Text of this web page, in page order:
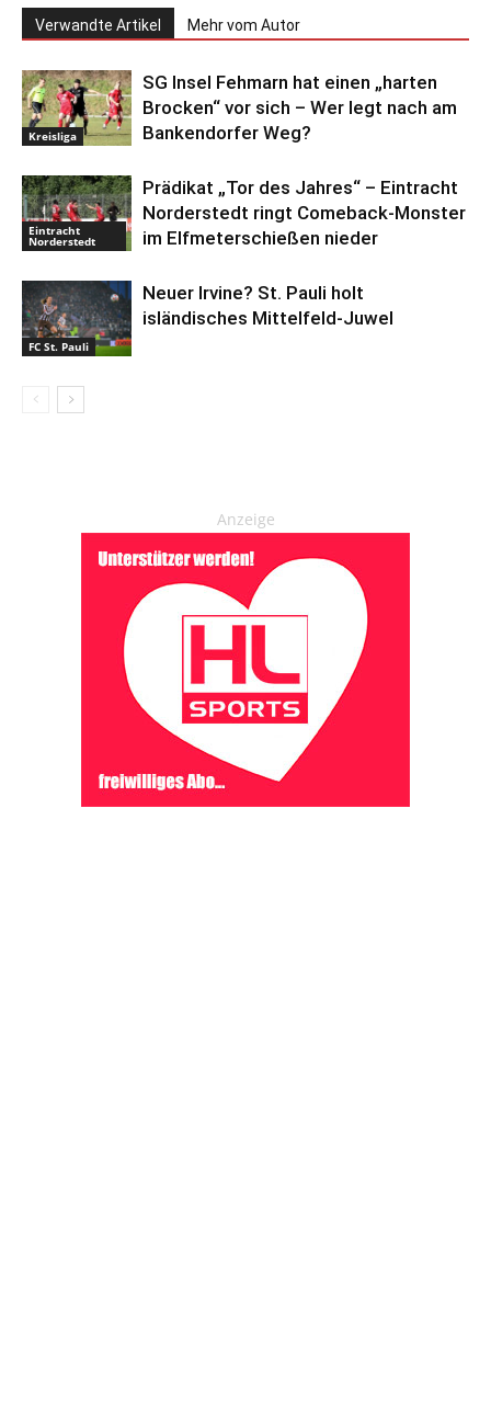
Verwandte Artikel Mehr vom Autor
Kreisliga
SG Insel Fehmarn hat einen „harten
Brocken“ vor sich – Wer legt nach am
Bankendorfer Weg?
Eintracht
Norderstedt
Prädikat „Tor des Jahres“ – Eintracht
Norderstedt ringt Comeback-Monster
im Elfmeterschießen nieder
FC St. Pauli
Neuer Irvine? St. Pauli holt
isländisches Mittelfeld-Juwel
Anzeige